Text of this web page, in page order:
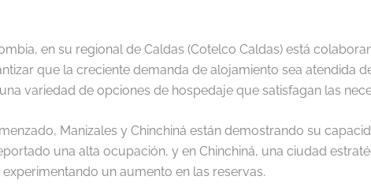
en su regional de Caldas (Cotelco Caldas) está
que la creciente demanda de alojamiento sea atendida
variedad de opciones de hospedaje que satisfagan las
Manizales y Chinchiná están demostrando su
una alta ocupación, y en Chinchiná, una ciudad
un aumento en las reservas.